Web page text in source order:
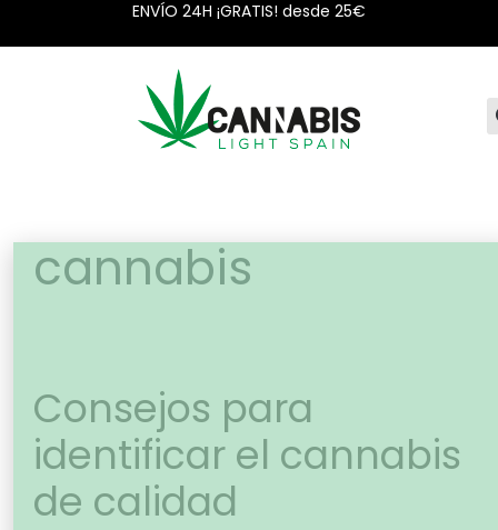
ENVÍO 24H ¡GRATIS! desde 25€
cannabis
Consejos para
identificar el cannabis
de calidad